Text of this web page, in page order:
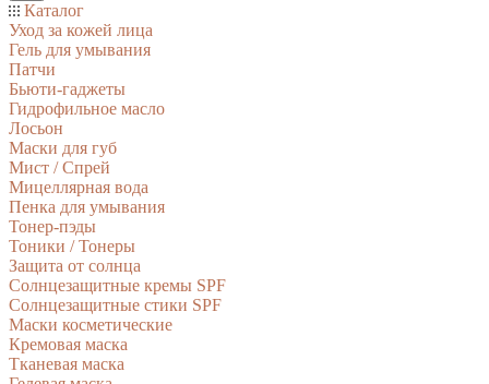
Каталог
Уход за кожей лица
Гель для умывания
Патчи
Бьюти-гаджеты
Гидрофильное масло
Лосьон
Маски для губ
Мист / Спрей
Мицеллярная вода
Пенка для умывания
Тонер-пэды
Тоники / Тонеры
Защита от солнца
Солнцезащитные кремы SPF
Солнцезащитные стики SPF
Маски косметические
Кремовая маска
Тканевая маска